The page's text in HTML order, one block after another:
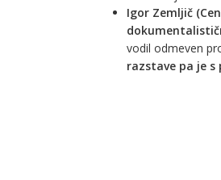
Igor Zemljič
vodil odmeven
razstave pa je s